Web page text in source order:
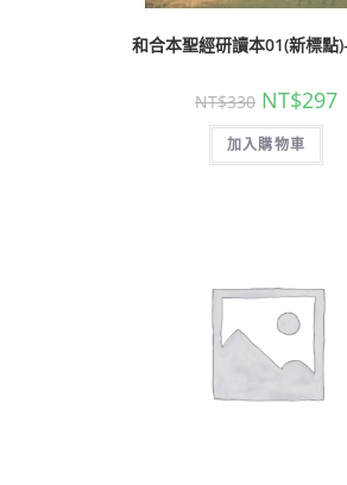
和合本聖經研讀本01(新標點
NT$330 NT$297
加入購物車